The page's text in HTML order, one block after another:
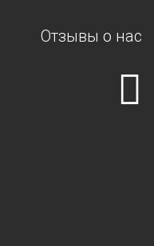
Отзывы о нас